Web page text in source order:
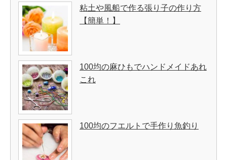
粘土や風船で作る張り子の作り方
【簡単！】
100均の麻ひもでハンドメイドあれ
これ
100均のフエルトで手作り魚釣り